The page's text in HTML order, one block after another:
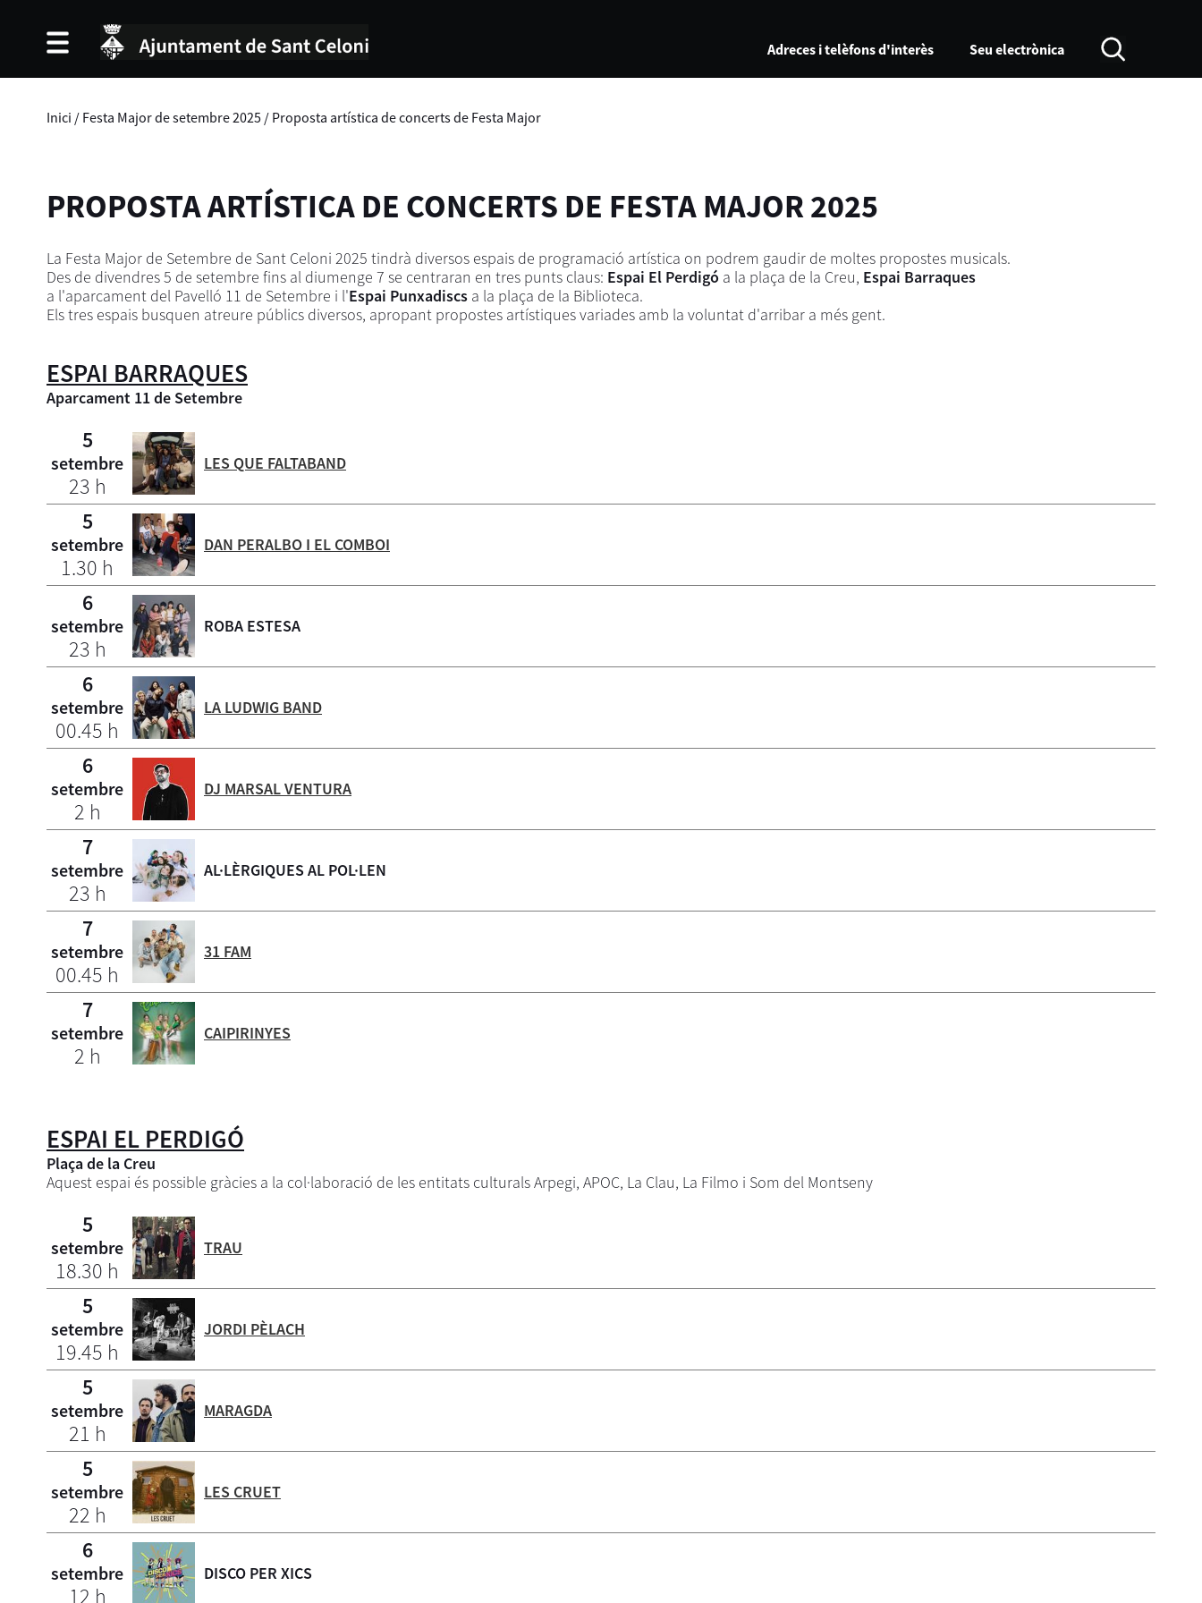
Adreces i telèfons d'interès Seu electrònica
Inici / Festa Major de setembre 2025 / Proposta artística de concerts de Festa Major
PROPOSTA ARTÍSTICA DE CONCERTS DE FESTA MAJOR 2025
La Festa Major de Setembre de Sant Celoni 2025 tindrà diversos espais de programació artística on podrem gaudir de moltes propostes musicals.
Des de divendres 5 de setembre fins al diumenge 7 se centraran en tres punts claus: Espai El Perdigó a la plaça de la Creu, Espai Barraques
a l'aparcament del Pavelló 11 de Setembre i l'Espai Punxadiscs a la plaça de la Biblioteca.
Els tres espais busquen atreure públics diversos, apropant propostes artístiques variades amb la voluntat d'arribar a més gent.
ESPAI BARRAQUES
Aparcament 11 de Setembre
5
setembre
23 h
LES QUE FALTABAND
5
setembre
1.30 h
DAN PERALBO I EL COMBOI
6
setembre
23 h
ROBA ESTESA
6
setembre
00.45 h
LA LUDWIG BAND
6
setembre
2 h
DJ MARSAL VENTURA
7
setembre
23 h
AL·LÈRGIQUES AL POL·LEN
7
setembre
00.45 h
31 FAM
7
setembre
2 h
CAIPIRINYES
ESPAI EL PERDIGÓ
Plaça de la Creu
Aquest espai és possible gràcies a la col·laboració de les entitats culturals Arpegi, APOC, La Clau, La Filmo i Som del Montseny
5
setembre
18.30 h
TRAU
5
setembre
19.45 h
JORDI PÈLACH
5
setembre
21 h
MARAGDA
5
setembre
22 h
LES CRUET
6
setembre
12 h
DISCO PER XICS